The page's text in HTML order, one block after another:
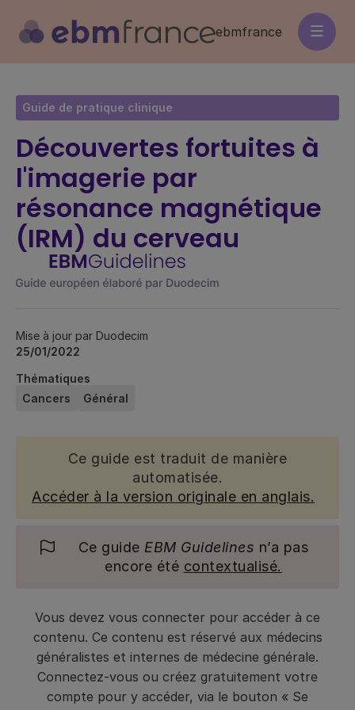
contenu
principal
ebmfrance
Guide de pratique clinique
Découvertes fortuites à
l'imagerie par
résonance magnétique
(IRM) du cerveau
Mise à jour par Duodecim
25/01/2022
Thématiques
Cancers
Général
Ce guide est traduit de manière
automatisée.
Accéder à la version originale en anglais.
Ce guide EBM Guidelines n’a pas
encore été contextualisé.
Vous devez vous connecter pour accéder à ce
contenu. Ce contenu est réservé aux médecins
généralistes et internes de médecine générale.
Connectez-vous ou créez gratuitement votre
compte pour y accéder, via le bouton « Se